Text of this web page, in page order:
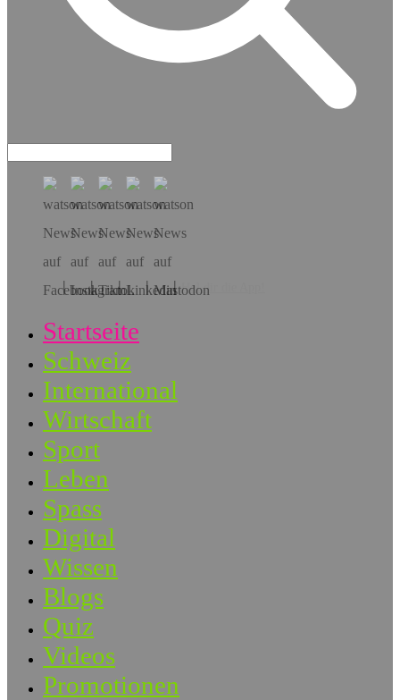
Hol dir die App!
Startseite
Schweiz
International
Wirtschaft
Sport
Leben
Spass
Digital
Wissen
Blogs
Quiz
Videos
Promotionen